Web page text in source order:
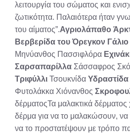
λειτουργία του σώματος και
ζωτικότητα. Παλαιότερα ήταν
του αίματος”.Αγριολάπαθο
Βερβερίδα του Όρεγκον Γάλιο
Μηνύανθος Πασσιφλόρα
Σαρσαπαρίλλα Σάσσαφρος
Τριφύλλι Τσουκνίδα Υδραστίδα
Φυτολάκκα Χιόνανθος
δέρματοςΤα μαλακτικά δέρματος
δέρμα για να το μαλακώσουν, να
να το προστατέψουν με τρόπο